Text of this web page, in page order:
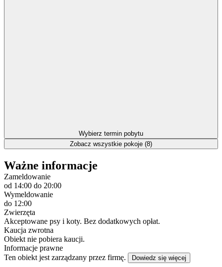
Wybierz termin pobytu
Zobacz wszystkie pokoje (8)
Ważne informacje
Zameldowanie
od 14:00 do 20:00
Wymeldowanie
do 12:00
Zwierzęta
Akceptowane psy i koty. Bez dodatkowych opłat.
Kaucja zwrotna
Obiekt nie pobiera kaucji.
Informacje prawne
Ten obiekt jest zarządzany przez firmę.
Dowiedz się więcej